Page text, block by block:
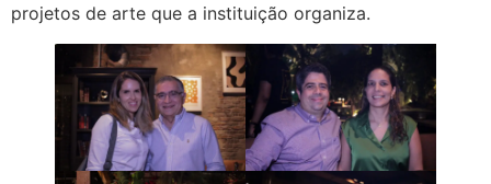
projetos de arte que a instituição organiza.